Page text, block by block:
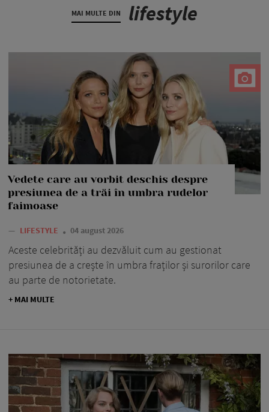
MAI MULTE DIN lifestyle
Vedete care au vorbit deschis despre
presiunea de a trăi în umbra rudelor
faimoase
— LIFESTYLE 04 august 2026
Aceste celebrități au dezvăluit cum au gestionat
presiunea de a crește în umbra fraților și surorilor care
au parte de notorietate.
+ MAI MULTE